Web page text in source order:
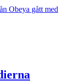
Obeya gått med